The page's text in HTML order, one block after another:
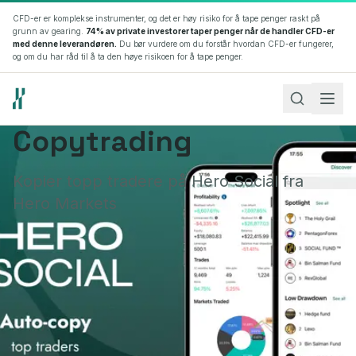
CFD-er er komplekse instrumenter, og det er høy risiko for å tape penger raskt på
grunn av gearing. 74% av private investorer taper penger når de handler CFD-er
med denne leverandøren. Du bør vurdere om du forstår hvordan CFD-er fungerer,
og om du har råd til å ta den høye risikoen for å tape penger.
Åpne konto
Logg inn
Language
NO EN
Theme
Markeder
Forex
Det største og mest likvide finansmarkedet i verden
Copytrading
Kopier topp tradere på Hero Social fra
Hero Markets